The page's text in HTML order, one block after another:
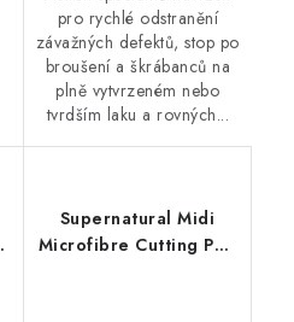
pro rychlé odstranění
závažných defektů, stop po
broušení a škrábanců na
plně vytvrzeném nebo
tvrdším laku a rovných...
Supernatural Midi
Microfibre Cutting Pad